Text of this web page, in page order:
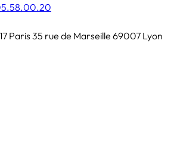
Paris 35 rue de Marseille 69007 Lyon